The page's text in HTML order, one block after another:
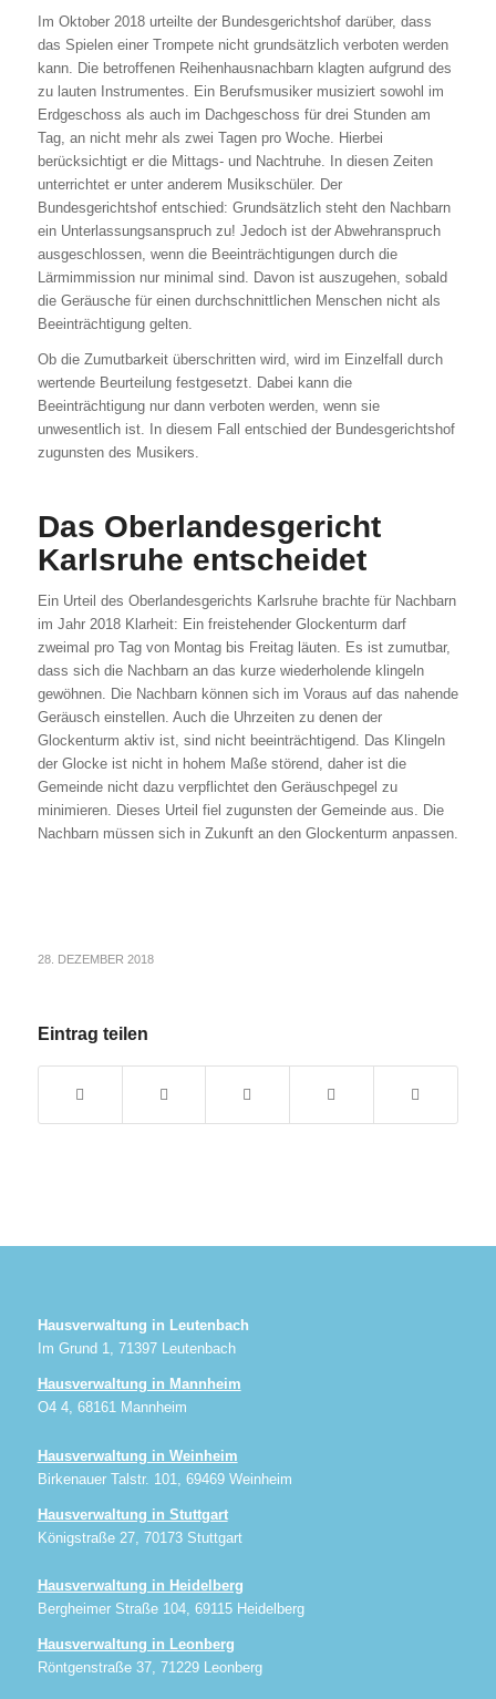
Im Oktober 2018 urteilte der Bundesgerichtshof darüber, dass
das Spielen einer Trompete nicht grundsätzlich verboten werden
kann. Die betroffenen Reihenhausnachbarn klagten aufgrund des
zu lauten Instrumentes. Ein Berufsmusiker musiziert sowohl im
Erdgeschoss als auch im Dachgeschoss für drei Stunden am
Tag, an nicht mehr als zwei Tagen pro Woche. Hierbei
berücksichtigt er die Mittags- und Nachtruhe. In diesen Zeiten
unterrichtet er unter anderem Musikschüler. Der
Bundesgerichtshof entschied: Grundsätzlich steht den Nachbarn
ein Unterlassungsanspruch zu! Jedoch ist der Abwehranspruch
ausgeschlossen, wenn die Beeinträchtigungen durch die
Lärmimmission nur minimal sind. Davon ist auszugehen, sobald
die Geräusche für einen durchschnittlichen Menschen nicht als
Beeinträchtigung gelten.
Ob die Zumutbarkeit überschritten wird, wird im Einzelfall durch
wertende Beurteilung festgesetzt. Dabei kann die
Beeinträchtigung nur dann verboten werden, wenn sie
unwesentlich ist. In diesem Fall entschied der Bundesgerichtshof
zugunsten des Musikers.
Das Oberlandesgericht
Karlsruhe entscheidet
Ein Urteil des Oberlandesgerichts Karlsruhe brachte für Nachbarn
im Jahr 2018 Klarheit: Ein freistehender Glockenturm darf
zweimal pro Tag von Montag bis Freitag läuten. Es ist zumutbar,
dass sich die Nachbarn an das kurze wiederholende klingeln
gewöhnen. Die Nachbarn können sich im Voraus auf das nahende
Geräusch einstellen. Auch die Uhrzeiten zu denen der
Glockenturm aktiv ist, sind nicht beeinträchtigend. Das Klingeln
der Glocke ist nicht in hohem Maße störend, daher ist die
Gemeinde nicht dazu verpflichtet den Geräuschpegel zu
minimieren. Dieses Urteil fiel zugunsten der Gemeinde aus. Die
Nachbarn müssen sich in Zukunft an den Glockenturm anpassen.
28. DEZEMBER 2018
Eintrag teilen
Hausverwaltung in Leutenbach
Im Grund 1, 71397 Leutenbach
Hausverwaltung in Mannheim
O4 4, 68161 Mannheim
Hausverwaltung in Weinheim
Birkenauer Talstr. 101, 69469 Weinheim
Hausverwaltung in Stuttgart
Königstraße 27, 70173 Stuttgart
Hausverwaltung in Heidelberg
Bergheimer Straße 104, 69115 Heidelberg
Hausverwaltung in Leonberg
Röntgenstraße 37, 71229 Leonberg